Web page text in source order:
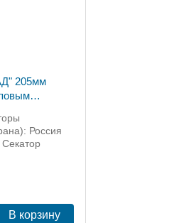
205мм
Россия
В корзину